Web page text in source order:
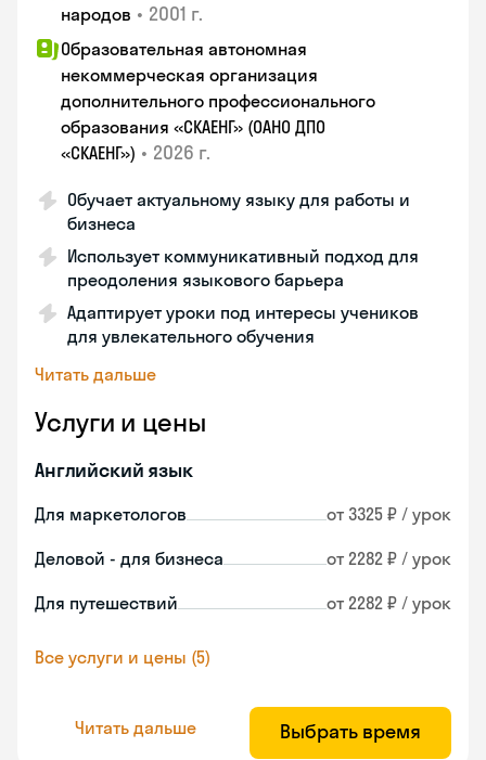
народов • 2001 г.
Образовательная автономная
некоммерческая организация
дополнительного профессионального
образования «СКАЕНГ» (ОАНО ДПО
«СКАЕНГ») • 2026 г.
Обучает актуальному языку для работы и
бизнеса
Использует коммуникативный подход для
преодоления языкового барьера
Адаптирует уроки под интересы учеников
для увлекательного обучения
Читать дальше
Услуги и цены
Английский язык
Для маркетологов от 3325 ₽ / урок
Деловой - для бизнеса от 2282 ₽ / урок
Для путешествий от 2282 ₽ / урок
Все услуги и цены (5)
Читать дальше Выбрать время